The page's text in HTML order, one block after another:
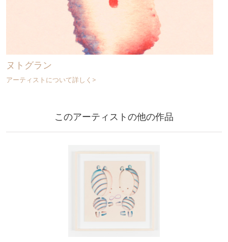
ヌトグラン
アーティストについて詳しく>
このアーティストの他の作品